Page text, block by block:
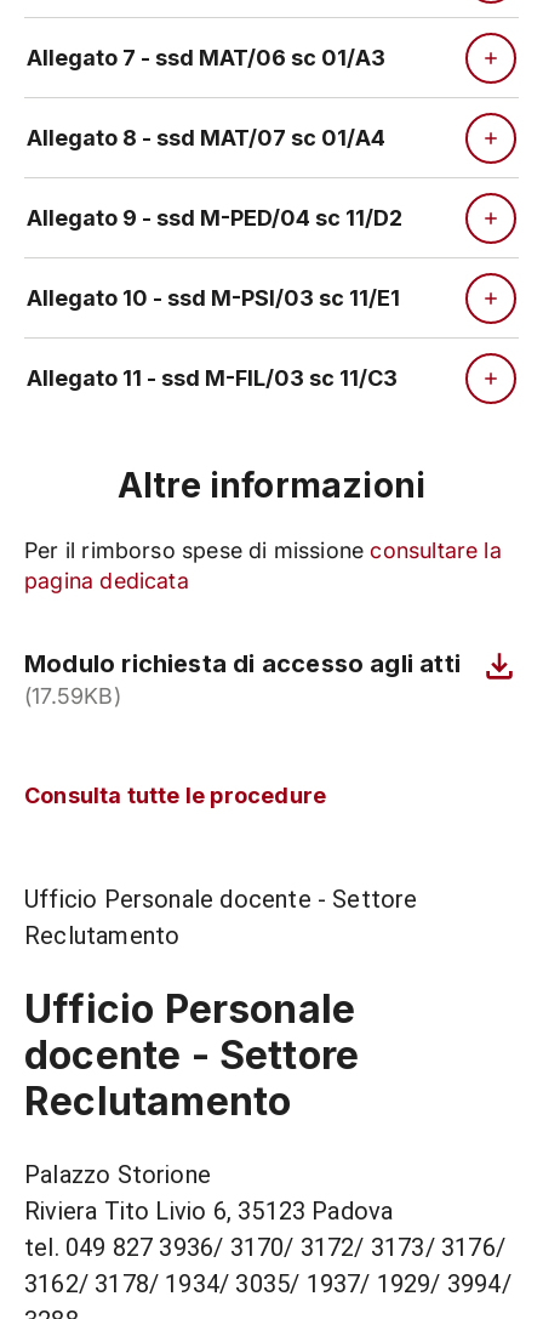
Allegato 7 - ssd MAT/06 sc 01/A3
Allegato 8 - ssd MAT/07 sc 01/A4
Allegato 9 - ssd M-PED/04 sc 11/D2
Allegato 10 - ssd M-PSI/03 sc 11/E1
Allegato 11 - ssd M-FIL/03 sc 11/C3
Altre informazioni
Per il rimborso spese di missioneconsultare la
pagina dedicata
Modulo richiesta di accesso agli atti
(17.59KB)
Consulta tutte le procedure
Ufficio Personale docente - Settore
Reclutamento
Ufficio Personale
docente - Settore
Reclutamento
Palazzo Storione
Riviera Tito Livio 6, 35123 Padova
tel. 049 827 3936/ 3170/ 3172/ 3173/ 3176/
3162/ 3178/ 1934/ 3035/ 1937/ 1929/ 3994/